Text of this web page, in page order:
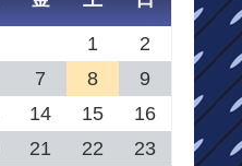
1
2
7 8
9
14 15
16
21 22
23